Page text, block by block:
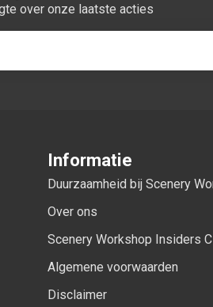
over onze laatste acties
Informatie
Duurzaamheid bij Scenery
Over ons
Scenery Workshop Insiders
Algemene voorwaarden
Disclaimer